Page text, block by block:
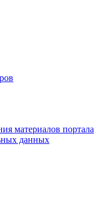
материалов портала
данных